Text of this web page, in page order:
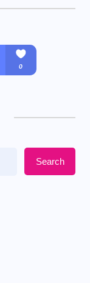
Search